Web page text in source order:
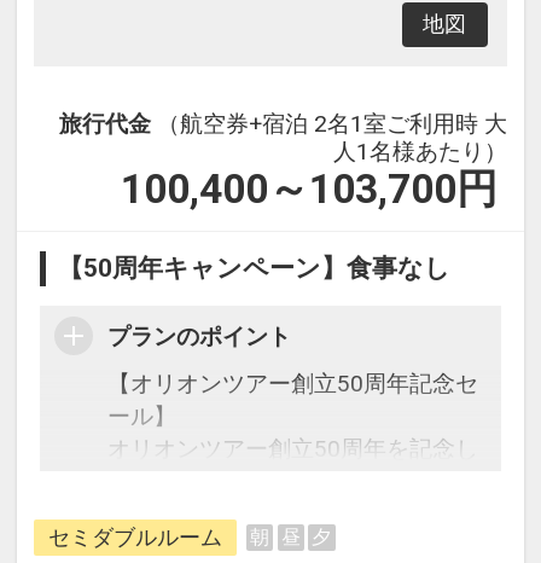
地図
旅行代金
（航空券+宿泊 2名1室ご利用時 大
人1名様あたり）
100,400～103,700 円
【50周年キャンペーン】食事なし
プランのポイント
【オリオンツアー創立50周年記念セ
ール】
オリオンツアー創立50周年を記念し
往復の航空券と宿泊がセットになっ
セミダブルルーム 朝 昼 夕